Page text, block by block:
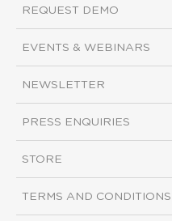
REQUEST DEMO
EVENTS & WEBINARS
NEWSLETTER
PRESS ENQUIRIES
STORE
TERMS AND CONDITIONS